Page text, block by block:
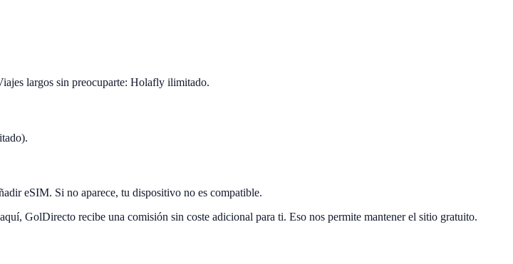
largos sin preocuparte: Holafly ilimitado.
eSIM. Si no aparece, tu dispositivo no es compatible.
GolDirecto recibe una comisión sin coste adicional para ti. Eso nos permite mantener el sitio gratuito.